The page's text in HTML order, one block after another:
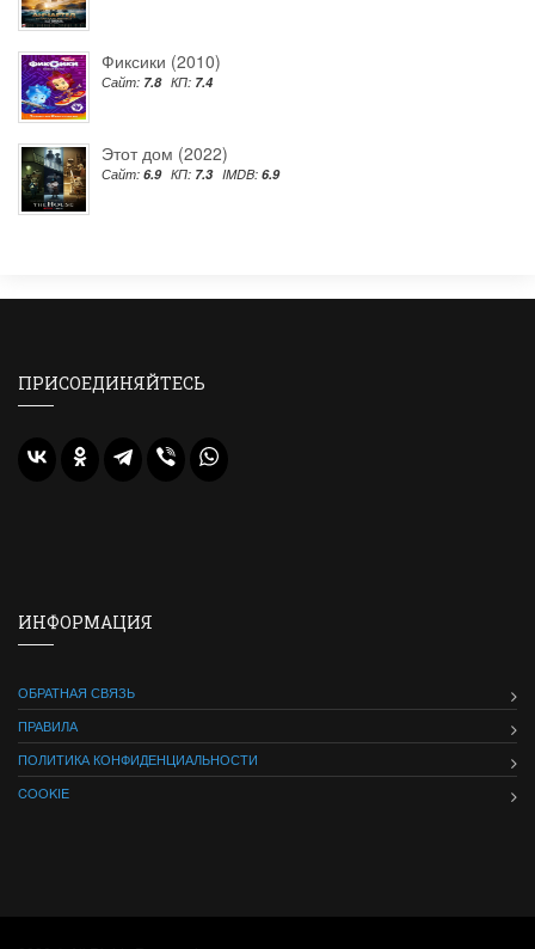
Фиксики (2010)
Сайт: 7.8 КП: 7.4
Этот дом (2022)
Сайт: 6.9 КП: 7.3 IMDB: 6.9
ПРИСОЕДИНЯЙТЕСЬ
ИНФОРМАЦИЯ
ОБРАТНАЯ СВЯЗЬ
ПРАВИЛА
ПОЛИТИКА КОНФИДЕНЦИАЛЬНОСТИ
COOKIE